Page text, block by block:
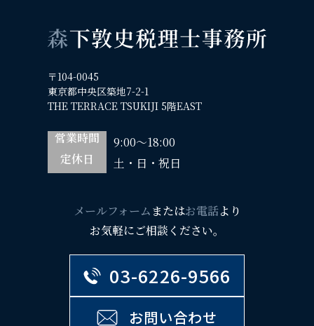
〒104-0045
東京都中央区築地7-2-1
THE TERRACE TSUKIJI 5階EAST
営業時間
9:00～18:00
定休日
土・日・祝日
メールフォームまたはお電話より
お気軽にご相談ください。
03-6226-9566
お問い合わせ